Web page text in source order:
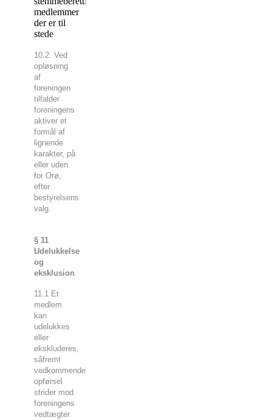
medlemmer
der er til
stede
10.2. Ved
opløsning
af
foreningen
tilfalder
foreningens
aktiver et
formål af
lignende
karakter, på
eller uden
for Orø,
efter
bestyrelsens
valg.
§ 11
Udelukkelse
og
eksklusion
11.1 Et
medlem
kan
udelukkes
eller
ekskluderes,
såfremt
vedkommendes
opførsel
strider mod
foreningens
vedtægter